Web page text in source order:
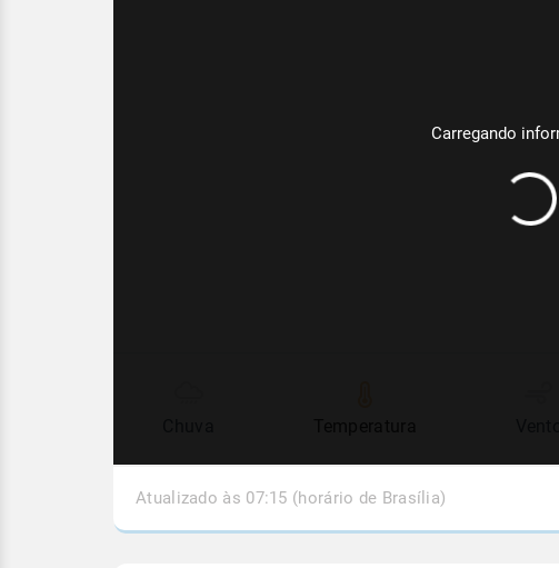
Atualizado às 07:15 (horário de Brasília)